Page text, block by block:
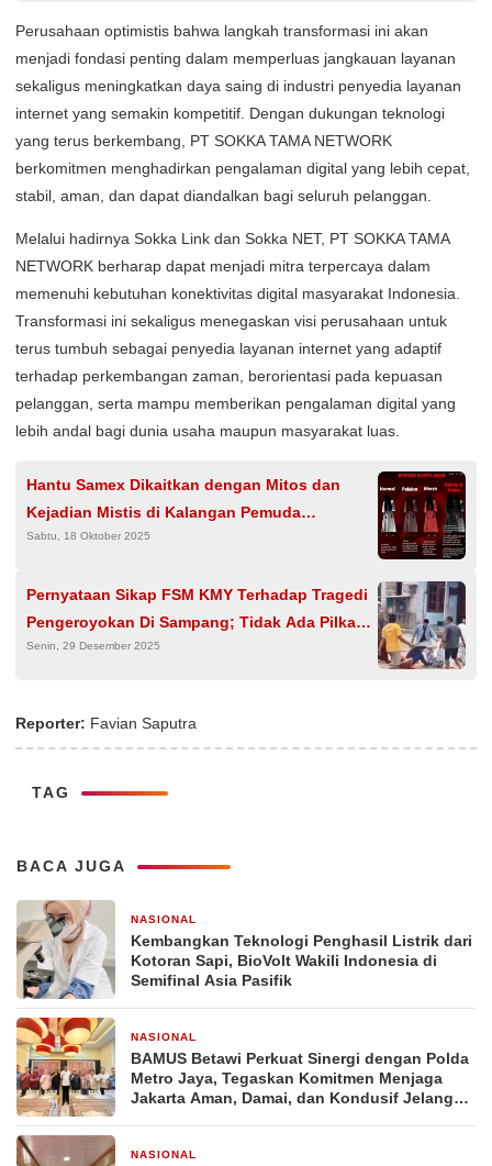
Perusahaan optimistis bahwa langkah transformasi ini akan
menjadi fondasi penting dalam memperluas jangkauan layanan
sekaligus meningkatkan daya saing di industri penyedia layanan
internet yang semakin kompetitif. Dengan dukungan teknologi
yang terus berkembang, PT SOKKA TAMA NETWORK
berkomitmen menghadirkan pengalaman digital yang lebih cepat,
stabil, aman, dan dapat diandalkan bagi seluruh pelanggan.
Melalui hadirnya Sokka Link dan Sokka NET, PT SOKKA TAMA
NETWORK berharap dapat menjadi mitra terpercaya dalam
memenuhi kebutuhan konektivitas digital masyarakat Indonesia.
Transformasi ini sekaligus menegaskan visi perusahaan untuk
terus tumbuh sebagai penyedia layanan internet yang adaptif
terhadap perkembangan zaman, berorientasi pada kepuasan
pelanggan, serta mampu memberikan pengalaman digital yang
lebih andal bagi dunia usaha maupun masyarakat luas.
Hantu Samex Dikaitkan dengan Mitos dan
Kejadian Mistis di Kalangan Pemuda
Indonesia
Sabtu, 18 Oktober 2025
Pernyataan Sikap FSM KMY Terhadap Tragedi
Pengeroyokan Di Sampang; Tidak Ada Pilkada
Seharga Nyawa
Senin, 29 Desember 2025
Reporter: Favian Saputra
TAG
BACA JUGA
NASIONAL
Kembangkan Teknologi Penghasil Listrik dari
Kotoran Sapi, BioVolt Wakili Indonesia di
Semifinal Asia Pasifik
NASIONAL
BAMUS Betawi Perkuat Sinergi dengan Polda
Metro Jaya, Tegaskan Komitmen Menjaga
Jakarta Aman, Damai, dan Kondusif Jelang
NASIONAL